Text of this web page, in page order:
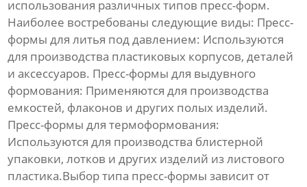
использования различных типов пресс-форм.
Наиболее востребованы следующие виды: Пресс-
формы для литья под давлением: Используются
для производства пластиковых корпусов, деталей
иаксессуаров. Пресс-формы для выдувного
формования: Применяются для производства
емкостей, флаконов и других полых изделий.
Пресс-формы для термоформования:
Используются для производства блистерной
упаковки, лотков и других изделий из листового
пластика.Выбор типа пресс-формы зависит от